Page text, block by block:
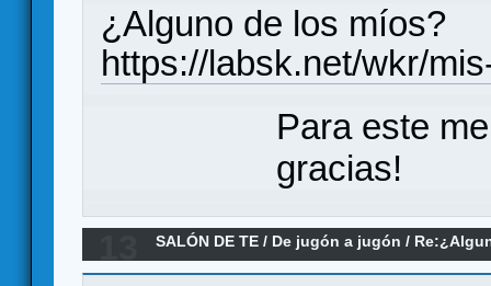
¿Alguno de los míos?
https://labsk.net/wkr/
Para este
gracias!
SALÓN DE TE / De jugón a jugón /